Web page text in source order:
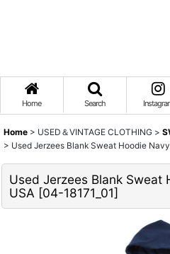
Home Search
Home > USED＆VINTAGE CLOTHING >
> Used Jerzees Blank Sweat Hoodie
Used Jerzees Blank Sweat
USA [04-18171_01]